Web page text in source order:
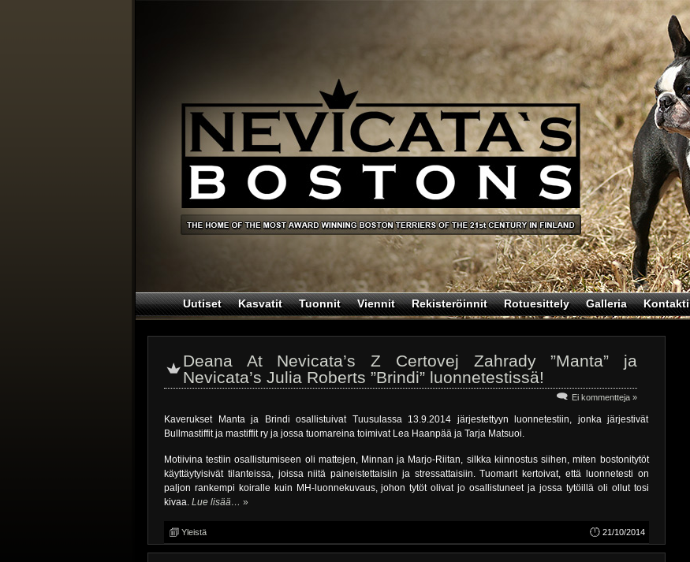
Uutiset Kasvatit Tuonnit Viennit Rekisteröinnit Rotuesittely Galleria Kontakti
Deana At Nevicata’s Z Certovej Zahrady ”Manta” ja
Nevicata’s Julia Roberts ”Brindi” luonnetestissä!
Ei kommentteja »
Kaverukset Manta ja Brindi osallistuivat Tuusulassa 13.9.2014 järjestettyyn luonnetestiin, jonka järjestivät
Bullmastiffit ja mastiffit ry ja jossa tuomareina toimivat Lea Haanpää ja Tarja Matsuoi.
Motiivina testiin osallistumiseen oli mattejen, Minnan ja Marjo-Riitan, silkka kiinnostus siihen, miten bostonitytöt
käyttäytyisivät tilanteissa, joissa niitä paineistettaisiin ja stressattaisiin. Tuomarit kertoivat, että luonnetesti on
paljon rankempi koiralle kuin MH-luonnekuvaus, johon tytöt olivat jo osallistuneet ja jossa tytöillä oli ollut tosi
kivaa. Lue lisää… »
Yleistä 21/10/2014